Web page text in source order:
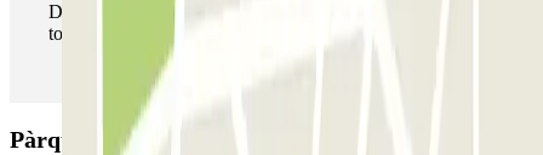
Durant la teva estada podràs entrar i sortir del pàrquing
totes les vegades que vulguis.
Pàrquing Blue Valet - Gare de Lille Europe: